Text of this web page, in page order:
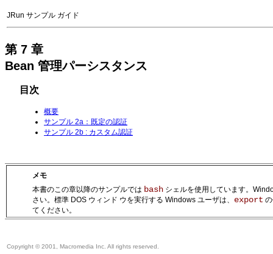
JRun サンプル ガイド
第 7 章
Bean 管理パーシスタンス
目次
概要
サンプル 2a：既定の認証
サンプル 2b : カスタム認証
メモ
本書のこの章以降のサンプルでは bash シェルを使用しています。
さい。標準 DOS ウィンド ウを実行する Windows ユーザは、 export
てください。
Copyright © 2001, Macromedia Inc. All rights reserved.